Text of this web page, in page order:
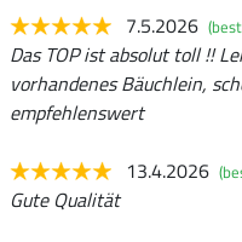
7.5.2026
Das TOP ist absolut toll !!
vorhandenes Bäuchlein,
empfehlenswert
13.4.2026
Gute Qualität